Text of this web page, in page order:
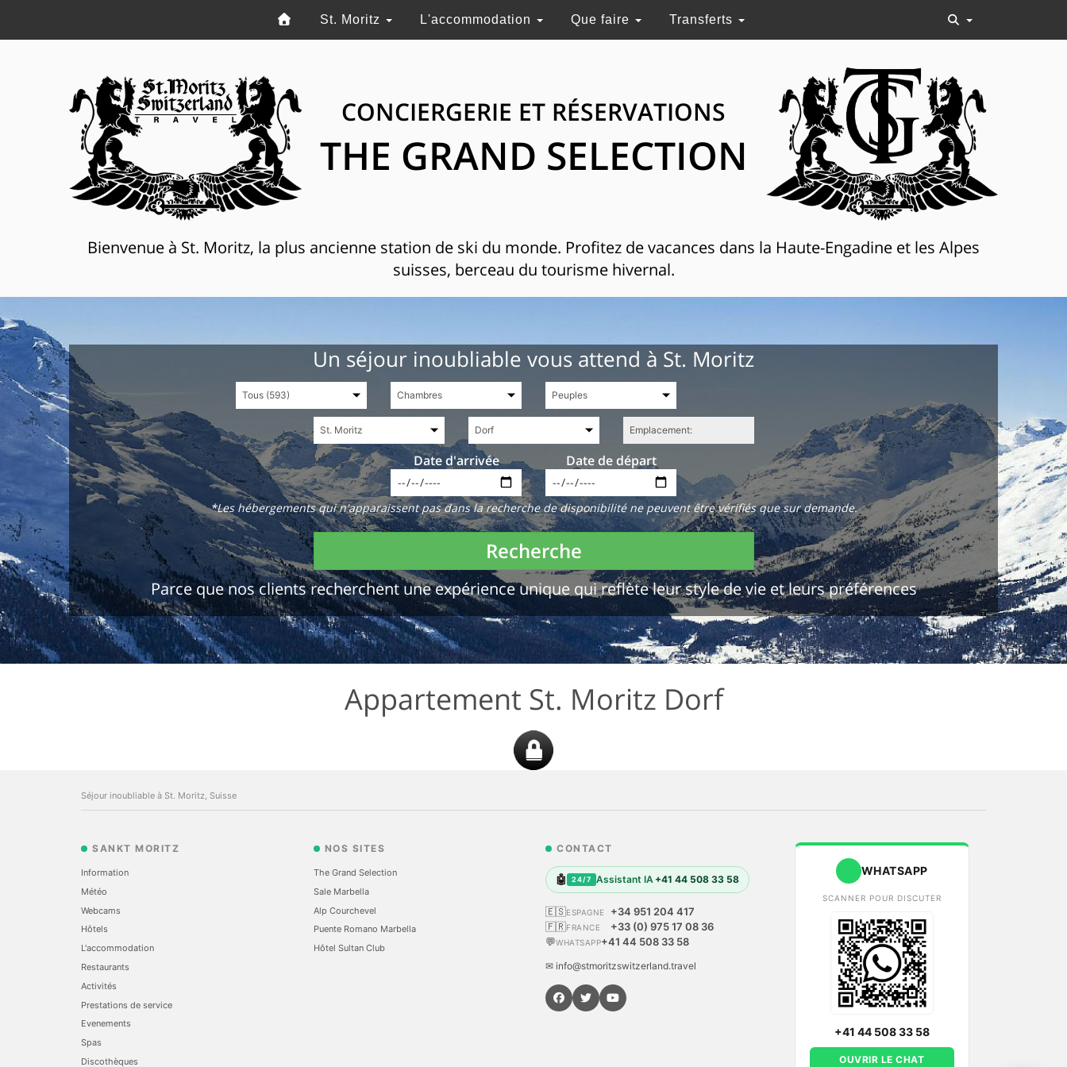
St. Moritz L'accommodation Que faire Transferts
CONCIERGERIE ET RÉSERVATIONS
THE GRAND SELECTION
Bienvenue à St. Moritz, la plus ancienne station de ski du monde. Profitez de vacances dans la Haute-Engadine et les Alpes
suisses, berceau du tourisme hivernal.
Un séjour inoubliable vous attend à St. Moritz
Date d'arrivée Date de départ
*Les hébergements qui n'apparaissent pas dans la recherche de disponibilité ne peuvent être vérifiés que sur demande.
Recherche
Parce que nos clients recherchent une expérience unique qui reflète leur style de vie et leurs préférences
Appartement St. Moritz Dorf
Séjour inoubliable à St. Moritz, Suisse
SANKT MORITZ
Information
Météo
Webcams
Hôtels
L'accommodation
Restaurants
Activités
Prestations de service
Evеnements
Spas
Discothèques
NOS SITES
The Grand Selection
Sale Marbella
Alp Courchevel
Puente Romano Marbella
Hôtel Sultan Club
CONTACT
🤖 24/7 Assistant IA +41 44 508 33 58
🇪🇸ESPAGNE
+34 951 204 417
🇫🇷FRANCE
+33 (0) 975 17 08 36
💬WHATSAPP+41 44 508 33 58
✉ info@stmoritzswitzerland.travel
WHATSAPP
SCANNER POUR DISCUTER
+41 44 508 33 58
OUVRIR LE CHAT